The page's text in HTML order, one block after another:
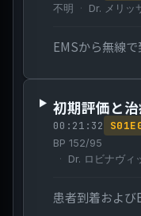
不明
Dr. メリッ
初期評価と
00:21:32 S01E
BP 152/95
Dr. ロビナヴィ
患者到着および